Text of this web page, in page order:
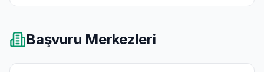
Başvuru Merkezleri